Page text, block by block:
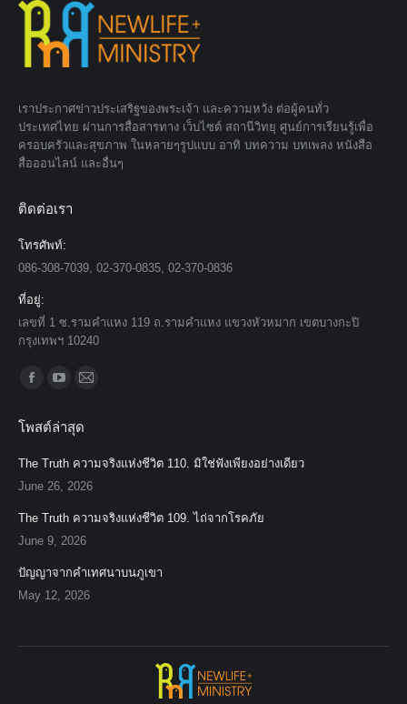
เราประกาศข่าวประเสริฐของพระเจ้า และความหวัง ต่อผู้คนทั่ว
ประเทศไทย ผ่านการสื่อสารทาง เว็บไซต์ สถานีวิทยุ ศูนย์การเรียนรู้เพื่อ
ครอบครัวและสุขภาพ ในหลายๆรูปแบบ อาทิ บทความ บทเพลง หนังสือ
สื่อออนไลน์ และอื่นๆ
ติดต่อเรา
โทรศัพท์:
086-308-7039, 02-370-0835, 02-370-0836
ที่อยู่:
เลขที่ 1 ซ.รามคำแหง 119 ถ.รามคำแหง แขวงหัวหมาก เขตบางกะปิ
กรุงเทพฯ 10240
Find us on:
Facebook
opens
in
new
YouTube
opens
in
new
Mail
in
new
โพสต์ล่าสุด
The Truth ความจริงแห่งชีวิต 110. มิใช่ฟังเพียงอย่างเดียว
June 26, 2026
The Truth ความจริงแห่งชีวิต 109. ไถ่จากโรคภัย
June 9, 2026
ปัญญาจากคำเทศนาบนภูเขา
May 12, 2026